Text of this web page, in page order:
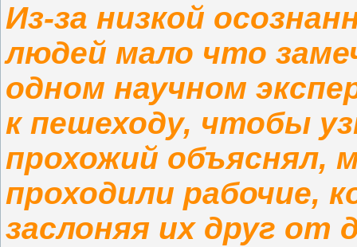
Из-за низкой
людей мало что
одном научном
к пешеходу, чтобы
прохожий объяснял,
проходили рабочие,
заслоняя их друг от